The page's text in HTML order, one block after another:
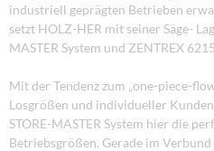
industriell geprägten Betrieben
setzt HOLZ-HER mit seiner Säge-
MASTER System und ZENTREX
Mit der Tendenz zum „one-piece-
Losgrößen und individueller
STORE-MASTER System hier die
Betriebsgrößen. Gerade im